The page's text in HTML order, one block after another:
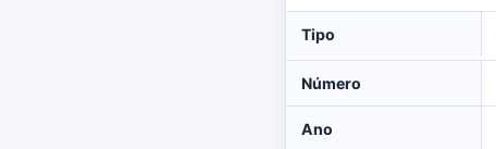
Tipo
Número
Ano